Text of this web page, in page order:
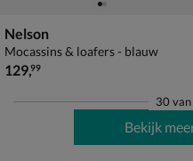
Nelson
Mocassins & loafers - blauw
€ 129,99
129,99
30 van
Bekijk